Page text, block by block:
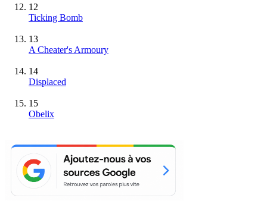
12
Ticking Bomb
13
A Cheater's Armoury
14
Displaced
15
Obelix